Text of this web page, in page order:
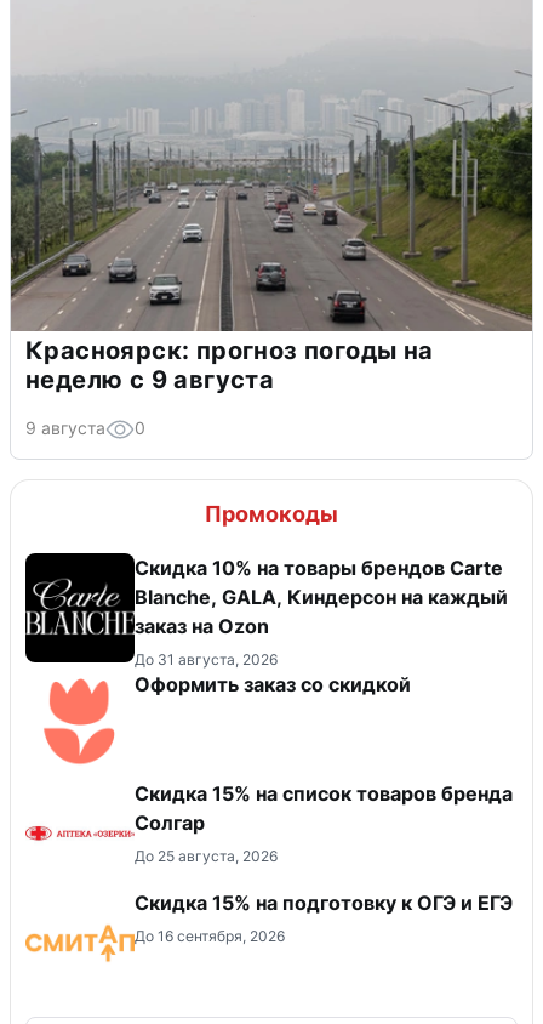
Красноярск: прогноз погоды на
неделю с 9 августа
9 августа 0
Промокоды
Скидка 10% на товары брендов Carte
Blanche, GALA, Киндерсон на каждый
заказ на Оzon
До 31 августа, 2026
Оформить заказ со скидкой
Скидка 15% на список товаров бренда
Солгар
До 25 августа, 2026
Скидка 15% на подготовку к ОГЭ и ЕГЭ
До 16 сентября, 2026